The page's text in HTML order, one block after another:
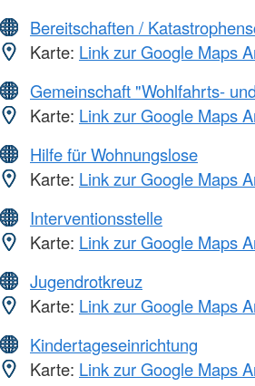
Bereitschaften /
Karte: Link zur Google Maps
Gemeinschaft "Wohlfahrts-
Karte: Link zur Google Maps
Hilfe für Wohnungslose
Karte: Link zur Google Maps
Interventionsstelle
Karte: Link zur Google Maps
Jugendrotkreuz
Karte: Link zur Google Maps
Kindertageseinrichtung
Karte: Link zur Google Maps